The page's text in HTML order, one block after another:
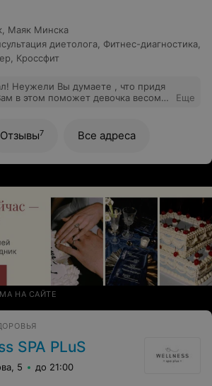
, Маяк Минска
диетолога, Фитнес-диагностика,
, Кроссфит
в этом поможет девочка весом
работы над собой ? Тренер
! Смотришь на
лучше ! Но только не в
с таким тренером ! А
проходят с худыми девушками в
обслуживание ! Больше не
Еще
Отзывы7 Все адреса
НА САЙТЕ
SPA PLuS
5 до 21:00